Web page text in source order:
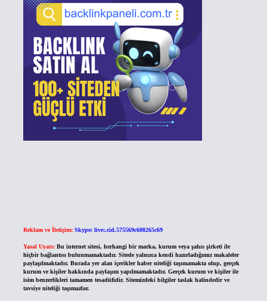
Reklam ve İletişim: Skype: live:.cid.575569c608265c69
Yasal Uyarı: Bu internet sitesi, herhangi bir marka, kurum veya şahıs şirketi ile
hiçbir bağlantısı bulunmamaktadır. Sitede yalnızca kendi hazırladığımız makaleler
paylaşılmaktadır. Burada yer alan içerikler haber niteliği taşımamakta olup, gerçek
kurum ve kişiler hakkında paylaşım yapılmamaktadır. Gerçek kurum ve kişiler ile
isim benzerlikleri tamamen tesadüfidir. Sitemizdeki bilgiler taslak halindedir ve
tavsiye niteliği taşımazlar.